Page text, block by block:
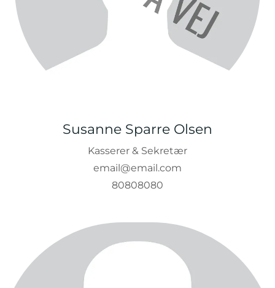
Susanne Sparre Olsen
Kasserer & Sekretær
email@email.com
80808080